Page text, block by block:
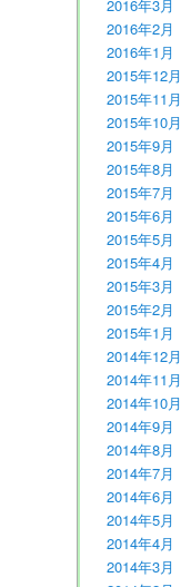
2016年3月
2016年2月
2016年1月
2015年12月
2015年11月
2015年10月
2015年9月
2015年8月
2015年7月
2015年6月
2015年5月
2015年4月
2015年3月
2015年2月
2015年1月
2014年12月
2014年11月
2014年10月
2014年9月
2014年8月
2014年7月
2014年6月
2014年5月
2014年4月
2014年3月